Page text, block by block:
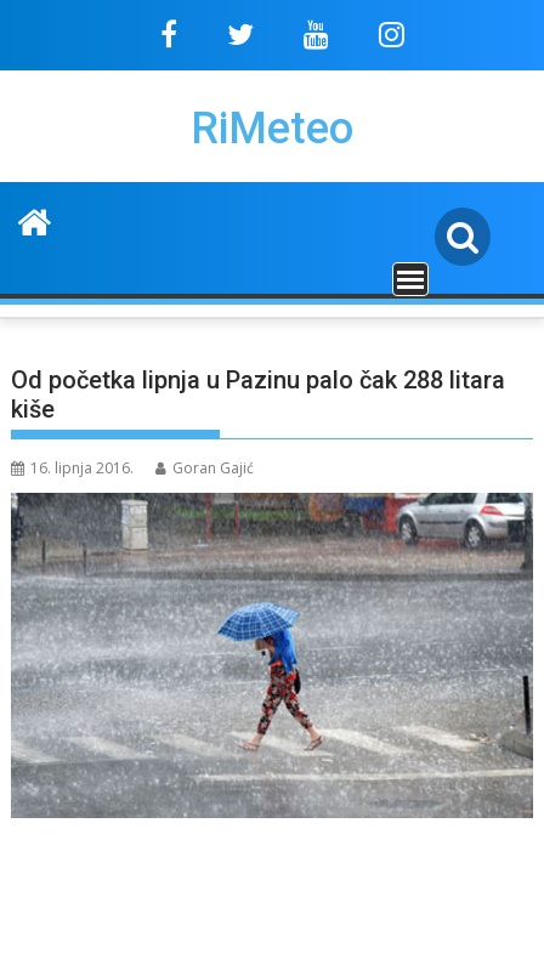
content
RiMeteo
Od početka lipnja u Pazinu palo čak 288 litara
kiše
16. lipnja 2016. Goran Gajić